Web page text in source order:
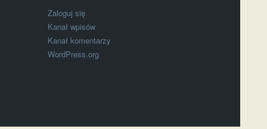
Zaloguj się
Kanał wpisów
Kanał komentarzy
WordPress.org